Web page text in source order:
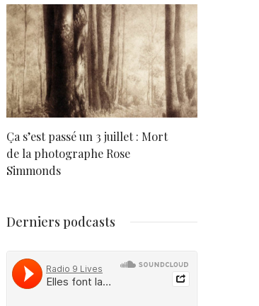
Ça s’est passé un 3 juillet : Mort
de la photographe Rose
Simmonds
Derniers podcasts